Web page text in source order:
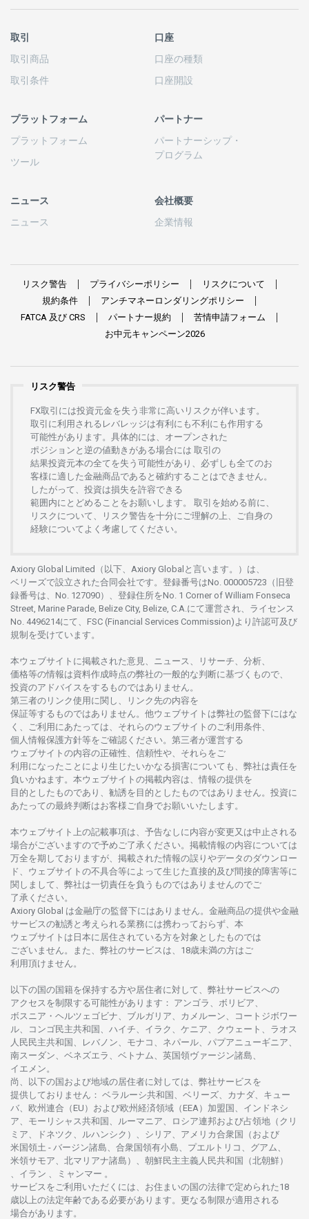
取引
取引商品
取引条件
口座
口座の種類
口座開設
プラットフォーム
プラットフォーム
ツール
パートナー
パートナーシップ・
プログラム
ニュース
ニュース
会社概要
企業情報
リスク警告 プライバシーポリシー
リスクについて
規約条件
アンチマネーロンダリングポリシー
FATCA 及び CRS パートナー規約 苦情申請フォーム
お中元キャンペーン2026
リスク警告
FX取引には投資元金を失う 非常に高い リスクが伴います。
取引に利用さ れる レバレッジは有利にも不利にも作用する
可能性があります。 具体的には、 オープンさ れた
ポジションと 逆の値動きがある場合には 取引の
結果投資元本の全てを失う 可能性があり、 必ずしも全てのお
客様に適した金融商品であると 確約することはできません。
したがって、 投資は損失を許容できる
範囲内にとどめることをお願いします 。 取引を始める前に、
リスクについて、
リスク警告を十分に ご理解の 上、 ご自身の
経験について よく 考慮してください。
Axiory Global Limited（以下、Axiory Globalと言います。）は、
ベリーズで設立さ れた合同会社です。 登録番号はNo. 000005723（旧登
録番号は、No. 127090）、 登録住所をNo. 1 Corner of William Fonseca
Street, Marine Parade, Belize City, Belize, C.A.にて運営さ れ、 ライセンス
No. 4496214にて、FSC (Financial Services Commission)より 許認可及び
規制を受けています。
本ウェブサイトに掲載さ れた意見、ニュース、リサーチ、分析、
価格等の情報は資料作成時点の弊社の一般的な判断に基づくもので、
投資のアドバイスをするものではありません。
第三者の リンク使用に関し、 リンク先の内容を
保証等するものではありません。 他ウェブサイトは弊社の監督下にはな
く、
ご利用に あたっては、 それらのウェブサイトの ご利用条件、
個人情報保護方針等を ご確認ください。 第三者が運営する
ウェブサイトの内容の正確性、信頼性や、それらをご
利用になったことにより 生じたいかなる損害についても、 弊社は責任を
負いかね ます。 本ウェブサイトの掲載内容は、 情報の提供を
目的としたものであり、 勧誘を 目的としたものではありません。 投資に
あたっての最終判断はお客様ご自身でお願いいたします。
本ウェブサイト 上の記載事項は、 予告なしに 内容が変更又は中止さ れる
場合がございますので予めご了承ください。 掲載情報の内容については
万全を期しておりますが、 掲載さ れた情報の誤りやデータのダウンロー
ド、 ウェブサイトの不具合等に よって生じた 直接的及び間接的障害等に
関し まして、 弊社は一切責任を負うものではありませんのでご
了承ください。
Axiory Global は金融庁の監督下にはありません。 金融商品の提供や金融
サービスの勧誘と 考えられる業務には携わっておらず、 本
ウェブサイトは 日本に 居住さ れている方を対象としたものでは
ございません。
また、 弊社のサービスは、18歳未満の方は ご
利用頂けません 。
以下の国の国籍を保持する方や居住者に対して、 弊社サービスへの
アクセスを制限する可能性があります ： アンゴラ、ボリビア、
ボスニア ・ ヘルツェゴビナ、ブルガリア、カメルーン、コートジボワー
ル、
コンゴ民主共和国、ハイチ、イラク、ケニア、クウェート、 ラオス
人民民主共和国、レバノン、モナコ、ネパール、パプアニューギニア、
南スーダン、ベネズエラ、ベトナム、 英国領ヴァージン諸島、
イエメン。
尚、 以下の国および地域の居住者に対しては、 弊社サービスを
提供しておりません ： ベラルーシ共和国、ベリーズ、カナダ、キュー
バ、 欧州連合 （EU） および欧州経済領域 （EEA）加盟国、インドネシ
ア、 モーリシャス共和国、ルーマニア、 ロシア連邦および占領地 （クリ
ミア、ドネツク、ルハンシク）、シリア、 アメリカ合衆国 （および
米国領土 - バージン諸島、合衆国領有小島、プエルトリコ、グアム、
米領サモア、 北マリアナ諸島）、 朝鮮民主主義人民共和国 （北朝鮮）
、イラン 、ミャンマー 。
サービスを ご利用いただくには、お住まいの国の法律で定められた 18
歳以上の法定年齢である必要があります。 更なる制限が適用さ れる
場合があります。